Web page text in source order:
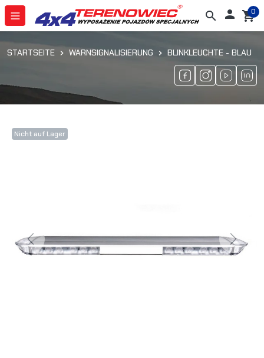
search  shopping_cart
0
STARTSEITE WARNSIGNALISIERUNG BLINKLEUCHTE - BLAU
Nicht auf Lager
Previous Next